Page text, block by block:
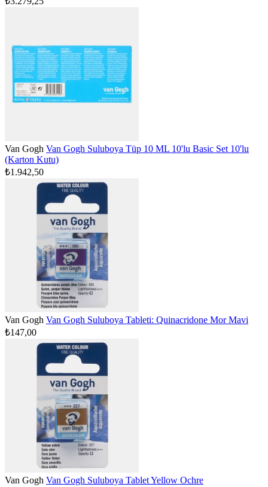
Van Gogh Van Gogh Suluboya Tüp 10 ML 10'lu Basic Set 10'lu
(Karton Kutu)
₺1.942,50
Van Gogh Van Gogh Suluboya Tableti: Quinacridone Mor Mavi
₺147,00
Van Gogh Van Gogh Suluboya Tablet Yellow Ochre